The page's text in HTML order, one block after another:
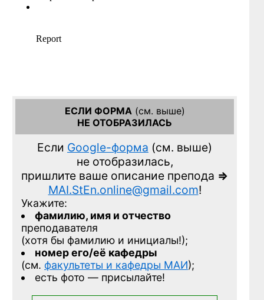
ЕСЛИ ФОРМА(см. выше)
НЕ ОТОБРАЗИЛАСЬ
Если Google-форма (см. выше)
не отобразилась,
пришлите ваше описание препода =>
MAI.StEn.online@gmail.com!
Укажите:
фамилию, имя и отчество
преподавателя
(хотя бы фамилию и инициалы!);
номер его/её кафедры
(см. факультеты и кафедры МАИ);
есть фото — присылайте!